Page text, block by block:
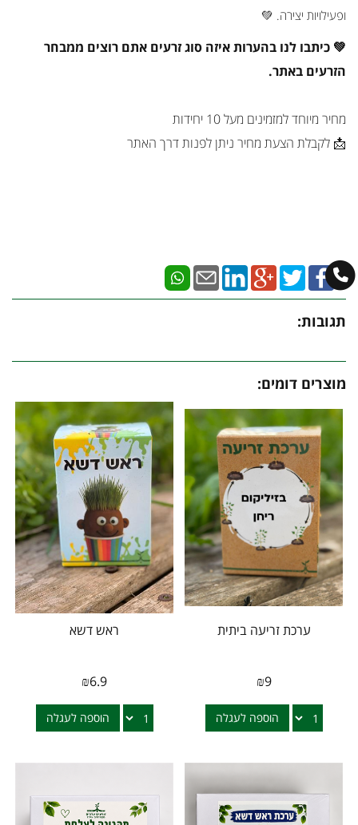
ופעילויות יצירה. 💚
💚 כיתבו לנו בהערות איזה סוג זרעים אתם רוצים ממבחר
הזרעים באתר.
מחיר מיוחד למזמינים מעל 10 יחידות
📩 לקבלת הצעת מחיר ניתן לפנות דרך האתר
תגובות:
מוצרים דומים:
ערכת זריעה ביתית
₪9
הוספה לעגלה
ראש דשא
₪6.9
הוספה לעגלה